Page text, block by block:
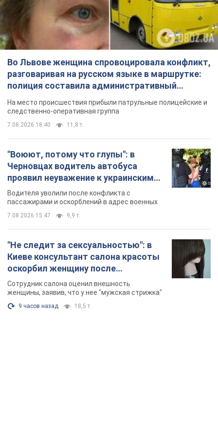
Во Львове женщина спровоцировала конфликт,
разговаривая на русском языке в маршрутке:
полиция составила административный
протокол. Видео
На место происшествия прибыли патрульные полицейские и
следственно-оперативная группа
7.08.2026 18:40 11,8 т.
"Воюют, потому что глупы": в
Черновцах водитель автобуса
проявил неуважение к украинским
военным и поплатился за это.
Видео
Водителя уволили после конфликта с
пассажирами и оскорблений в адрес военных
7.08.2026 15:47 9,9 т.
"Не следит за сексуальностью": в
Киеве консультант салона красоты
оскорбил женщину после
химиотерапии, разгорелся скандал.
Фото
Сотрудник салона оценил внешность
женщины, заявив, что у нее "мужская стрижка"
9 часов назад 18,5 т.